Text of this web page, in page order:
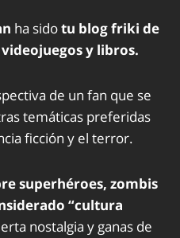
ha sidotu blog friki de
y libros.
de un fan que se
temáticas preferidas
ficción y el terror.
superhéroes, zombis
“cultura
nostalgia y ganas de